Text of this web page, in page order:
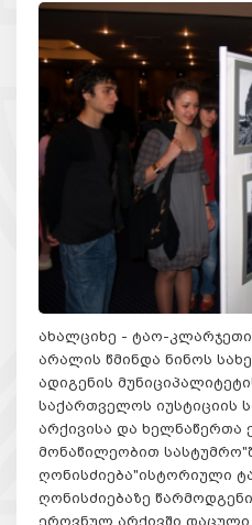
ახალციხე - ტაო-
არალის წმინდა ნინოს
ადიგენის
საქართველოს იუსტიციის
არქივისა და ხელნაწერთა
მონაწილეობით
ღონისძიება"ისტორიული
ღონისძიებაზე
ეროვნულ არქივში დაცული